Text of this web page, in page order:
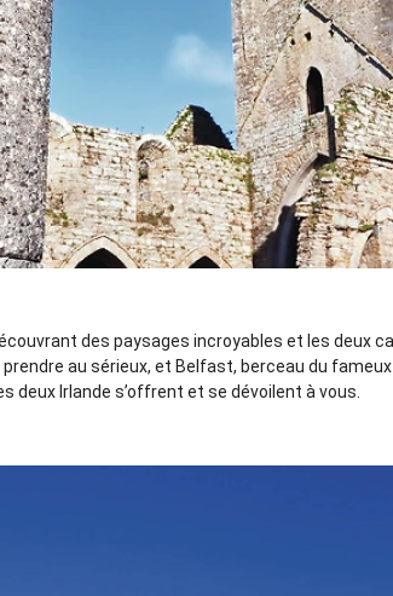
des paysages incroyables et les deux
prendre au sérieux, et Belfast, berceau du fameux
deux Irlande s’offrent et se dévoilent à vous.